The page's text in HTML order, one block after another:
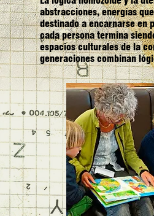
abstracciones, energías
destinado a encarnarse en
cada persona termina
espacios culturales de la
generaciones combinan